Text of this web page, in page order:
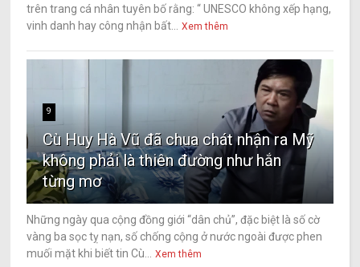
trên trang cá nhân tuyên bố rằng: “ UNESCO không xếp hạng,
vinh danh hay công nhận bất...
Xem thêm
9
Cù Huy Hà Vũ đã chua chát nhận ra Mỹ
không phải là thiên đường như hắn
từng mơ
Những ngày qua cộng đồng giới “dân chủ”, đặc biệt là số cờ
vàng ba sọc tỵ nạn, số chống cộng ở nước ngoài được phen
muối mặt khi biết tin Cù...
Xem thêm